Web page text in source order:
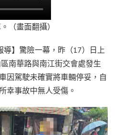
（畫面翻攝）
導】驚險一幕，昨（17）日上
南華路與南江街交會處發生
因駕駛未確實將車輛停妥，自
幸事故中無人受傷。